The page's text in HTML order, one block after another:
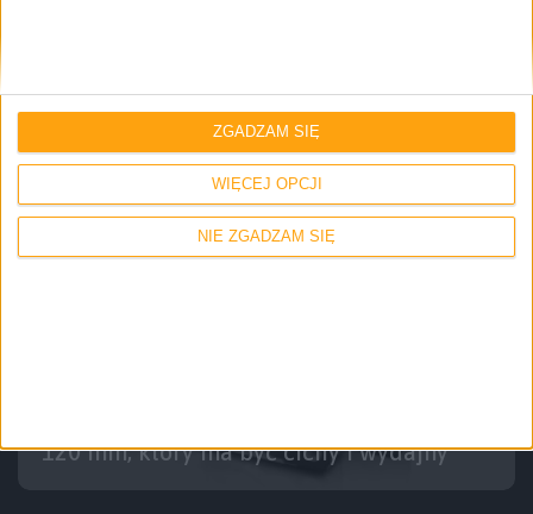
WIĘCEJ OPCJI
NIE ZGADZAM SIĘ
ZGADZAM SIĘ
120 mm, który ma być cichy i wydajny